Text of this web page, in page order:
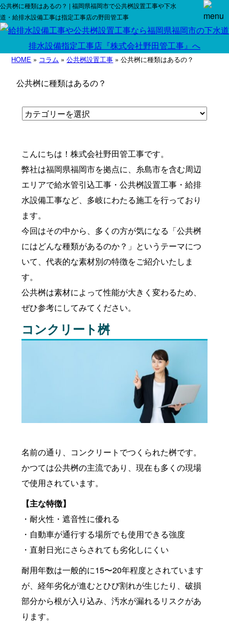
公共桝に種類はあるの？ | 福岡県福岡市で公共桝設置工事や下水
道・給排水設備工事は指定工事店の野田管工事
HOME » コラム »公共桝設置工事 » 公共桝に種類はあるの？
公共桝に種類はあるの？
こんにちは！株式会社野田管工事です。
弊社は福岡県福岡市を拠点に、糸島市を含む周辺
エリアで給水管引込工事・公共桝設置工事・給排
水設備工事など、多岐にわたる施工を行っており
ます。
今回はその中から、多くの方が気になる「公共桝
にはどんな種類があるのか？」というテーマにつ
いて、代表的な素材別の特徴をご紹介いたしま
す。
公共桝は素材によって性能が大きく変わるため、
ぜひ参考にしてみてください。
コンクリート桝
名前の通り、コンクリートでつくられた桝です。
かつては公共桝の主流であり、現在も多くの現場
で使用されています。
【主な特徴】
・耐火性・遮音性に優れる
・自動車が通行する場所でも使用できる強度
・直射日光にさらされても劣化しにくい
耐用年数は一般的に15〜20年程度とされています
が、経年劣化が進むとひび割れが生じたり、破損
部分から根が入り込み、汚水が漏れるリスクがあ
ります。